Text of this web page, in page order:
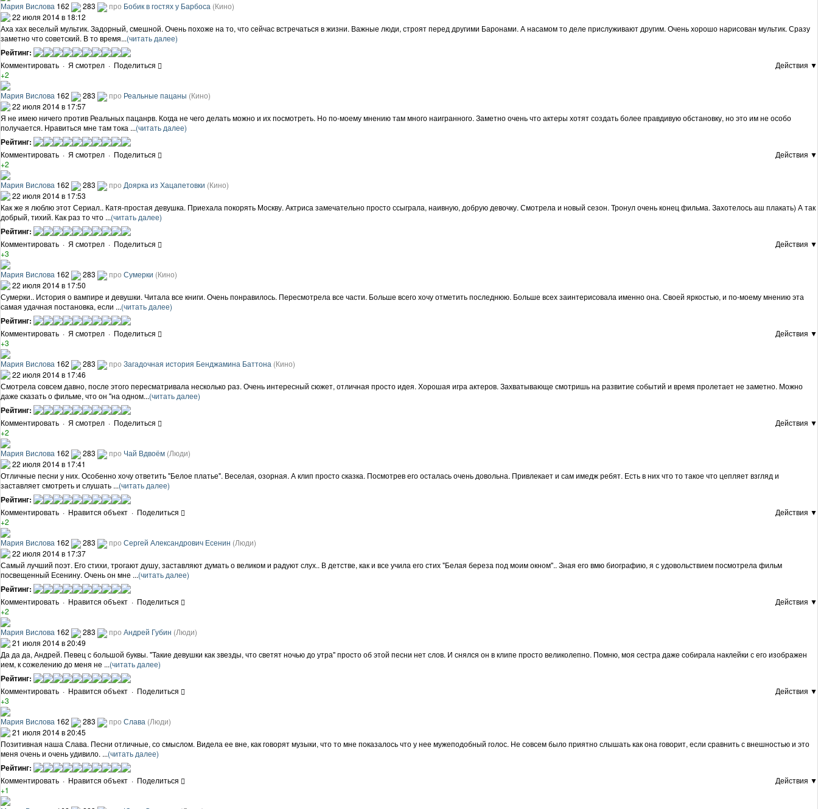
Мария Вислова 162 283 про Бобик в гостях у Барбоса (Кино)
22 июля 2014 в 18:12
Аха хах веселый мультик. Задорный, смешной. Очень похоже на то, что сейчас встречаться в жизни. Важные люди, строят перед другими Баронами. А насамом то деле прислуживают другим. Очень хорошо нарисован мультик. Сразу
заметно что советский. В то время...(читать далее)
Рейтинг:
Комментировать · Я смотрел · Поделиться
Действия ▼
+2
Мария Вислова 162 283 про Реальные пацаны (Кино)
22 июля 2014 в 17:57
Я не имею ничего против Реальных пацанрв. Когда не чего делать можно и их посмотреть. Но по-моему мнению там много наигранного. Заметно очень что актеры хотят создать более правдивую обстановку, но это им не особо
получается. Нравиться мне там тока ...(читать далее)
Рейтинг:
Комментировать · Я смотрел · Поделиться
Действия ▼
+2
Мария Вислова 162 283 про Доярка из Хацапетовки (Кино)
22 июля 2014 в 17:53
Как же я люблю этот Сериал.. Катя-простая девушка. Приехала покорять Москву. Актриса замечательно просто ссыграла, наивную, добрую девочку. Смотрела и новый сезон. Тронул очень конец фильма. Захотелось аш плакать) А так
добрый, тихий. Как раз то что ...(читать далее)
Рейтинг:
Комментировать · Я смотрел · Поделиться
Действия ▼
+3
Мария Вислова 162 283 про Сумерки (Кино)
22 июля 2014 в 17:50
Сумерки.. История о вампире и девушки. Читала все книги. Очень понравилось. Пересмотрела все части. Больше всего хочу отметить последнюю. Больше всех заинтерисовала именно она. Своей яркостью, и по-моему мнению эта
самая удачная постановка, если ...(читать далее)
Рейтинг:
Комментировать · Я смотрел · Поделиться
Действия ▼
+3
Мария Вислова 162 283 про Загадочная история Бенджамина Баттона (Кино)
22 июля 2014 в 17:46
Смотрела совсем давно, после этого пересматривала несколько раз. Очень интересный сюжет, отличная просто идея. Хорошая игра актеров. Захватывающе смотришь на развитие событий и время пролетает не заметно. Можно
даже сказать о фильме, что он "на одном...(читать далее)
Рейтинг:
Комментировать · Я смотрел · Поделиться
Действия ▼
+2
Мария Вислова 162 283 про Чай Вдвоём (Люди)
22 июля 2014 в 17:41
Отличные песни у них. Особенно хочу ответить "Белое платье". Веселая, озорная. А клип просто сказка. Посмотрев его осталась очень довольна. Привлекает и сам имедж ребят. Есть в них что то такое что цепляет взгляд и
заставляет смотреть и слушать ...(читать далее)
Рейтинг:
Комментировать · Нравится объект · Поделиться
Действия ▼
+2
Мария Вислова 162 283 про Сергей Александрович Есенин (Люди)
22 июля 2014 в 17:37
Самый лучший поэт. Его стихи, трогают душу, заставляют думать о великом и радуют слух.. В детстве, как и все учила его стих "Белая береза под моим окном".. Зная его вмю биографию, я с удовольствием посмотрела фильм
посвещенный Есенину. Очень он мне ...(читать далее)
Рейтинг:
Комментировать · Нравится объект · Поделиться
Действия ▼
+2
Мария Вислова 162 283 про Андрей Губин (Люди)
21 июля 2014 в 20:49
Да да да, Андрей. Певец с большой буквы. "Такие девушки как звезды, что светят ночью до утра" просто об этой песни нет слов. И снялся он в клипе просто великолепно. Помню, моя сестра даже собирала наклейки с его изображен
ием, к сожелению до меня не ...(читать далее)
Рейтинг:
Комментировать · Нравится объект · Поделиться
Действия ▼
+3
Мария Вислова 162 283 про Слава (Люди)
21 июля 2014 в 20:45
Позитивная наша Слава. Песни отличные, со смыслом. Видела ее вне, как говорят музыки, что то мне показалось что у нее мужеподобный голос. Не совсем было приятно слышать как она говорит, если сравнить с внешностью и это
меня очень и очень удивило. ...(читать далее)
Рейтинг:
Комментировать · Нравится объект · Поделиться
Действия ▼
+1